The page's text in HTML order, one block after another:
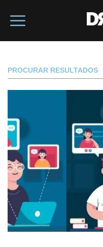
PROCURAR RESULTADOS